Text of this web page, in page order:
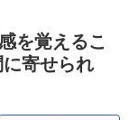
を覚えるこ
寄せられ